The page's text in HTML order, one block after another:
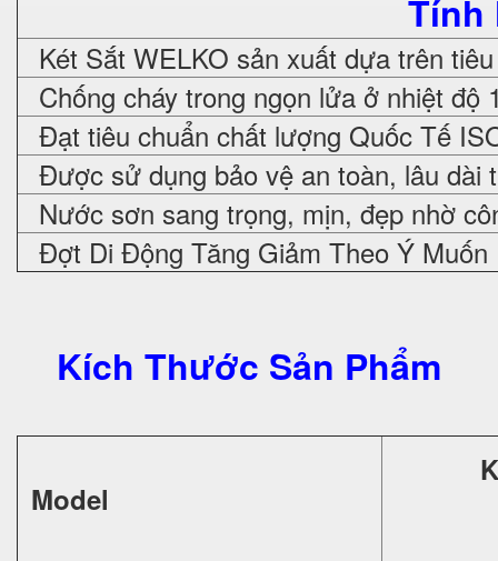
Tính
Két Sắt WELKO sản xuất dựa trên
Chống cháy trong ngọn lửa ở nhiệt độ
Đạt tiêu chuẩn chất lượng Quốc Tế
Được sử dụng bảo vệ an toàn, lâu dài
Nước sơn sang trọng, mịn, đẹp nhờ
Đợt Di Động Tăng Giảm Theo Ý Muốn
Kích Thước Sản Phẩm
Model